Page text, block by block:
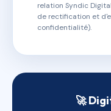
relation Syndic
de rectification et
confidentialité).
🚀